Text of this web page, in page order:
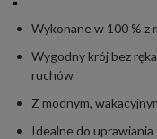
Wykonane w 100 % z
Wygodny krój bez
ruchów
Z modnym,
Idealne do